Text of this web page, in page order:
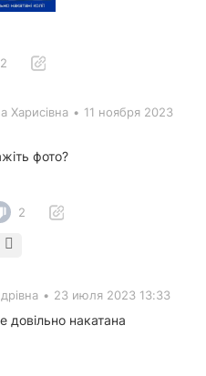
2
Харисівна • 11 ноября 2023
фото?
2
• 23 июля 2023 13:33
довільно накатана